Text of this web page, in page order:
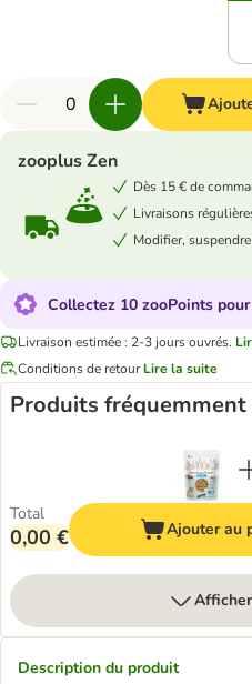
zooplus Zen
Dès 15 € de
Livraisons
Modifier,
Collectez 10 zooPoints
Livraison estimée : 2-3 jours ouvrés.
Conditions de retour Lire la suite
Produits fréquemment
Total
0,00 € Ajouter au
Description du produit